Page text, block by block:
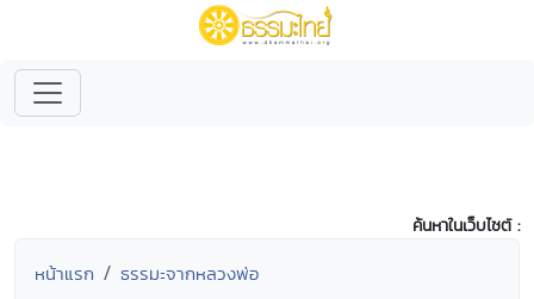
ค้นหาในเว็บไซต์ :
หน้าแรก ธรรมะจากหลวงพ่อ